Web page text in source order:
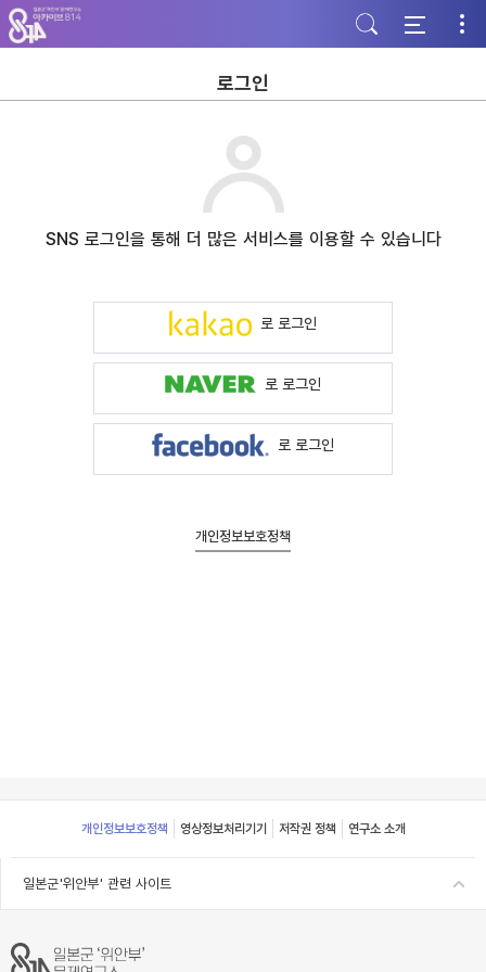
주
메
뉴
가
본
문
바
기
하
단
바
기
로그인
SNS 로그인을 통해 더 많은 서비스를 이용할 수 있습니다
로 로그인
로 로그인
로 로그인
개인정보보호정책
Footer
개인정보보호정책 영상정보처리기기 저작권 정책 연구소 소개
일본군'위안부' 관련 사이트